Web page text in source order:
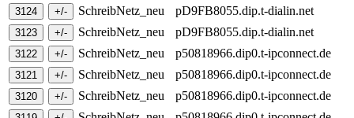
SchreibNetz_neu
pD9FB8055.dip.t-dialin.net
SchreibNetz_neu
pD9FB8055.dip.t-dialin.net
SchreibNetz_neu
p50818966.dip0.t-ipconnect.de
SchreibNetz_neu
p50818966.dip0.t-ipconnect.de
SchreibNetz_neu
p50818966.dip0.t-ipconnect.de